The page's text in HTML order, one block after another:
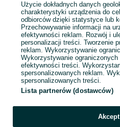
Użycie dokładnych danych
charakterystyki urządzenia do
odbiorców dzięki statystyce lub
Przechowywanie informacji na
efektywności reklam. Rozwój i
personalizacji treści. Tworzenie
reklam. Wykorzystywanie
Wykorzystywanie
efektywności treści.
spersonalizowanych reklam.
spersonalizowanych treści.
Lista partnerów (dostawców)